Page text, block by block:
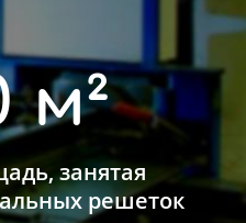
м²
занятая
решеток